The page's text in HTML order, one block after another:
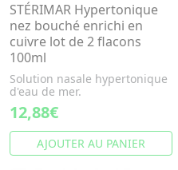
STÉRIMAR Hypertonique
nez bouché enrichi en
cuivre lot de 2 flacons
100ml
Solution nasale hypertonique
d'eau de mer.
12,88€
AJOUTER AU PANIER